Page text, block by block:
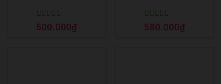
Được xếp
hạng55 sao
500.000₫
Được xếp
hạng55 sao
580.000₫